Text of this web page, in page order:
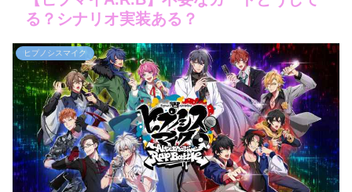
る？シナリオ実装ある？
ヒプノシスマイク